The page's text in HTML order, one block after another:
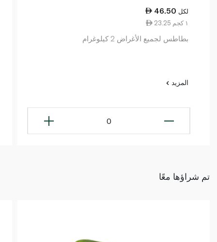
46.50 لكل
23.25 ١ كجم
بطاطس لجميع الأغراض 2 كيلوغرام
المزيد
0
تم شراؤها معًا